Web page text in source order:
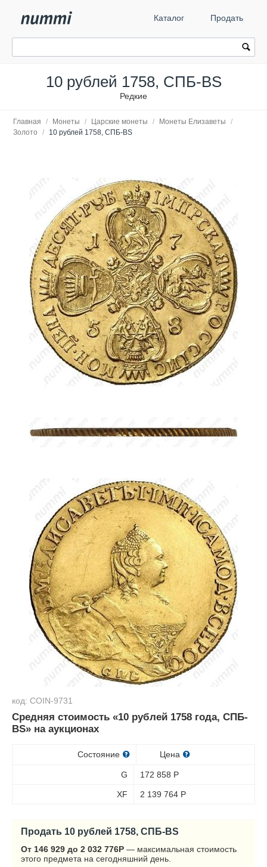
Каталог Продать
10 рублей 1758, СПБ-BS
Редкие
Главная / Монеты / Царские монеты / Монеты Елизаветы
/
Золото
/ 10 рублей 1758, СПБ-BS
код: COIN-9731
Средняя стоимость «10 рублей 1758 года, СПБ-
BS» на аукционах
Состояние Цена
G 172 858 Р
XF 2 139 764 Р
Продать 10 рублей 1758, СПБ-BS
От 146 929 до 2 032 776Р — максимальная стоимость
этого предмета на сегодняшний день.